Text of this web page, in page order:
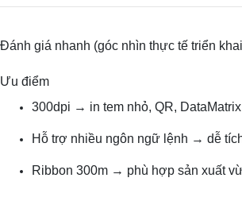
Đánh giá nhanh (góc nhìn thực tế triển
Ưu điểm
300dpi → in tem nhỏ, QR,
Hỗ trợ nhiều ngôn ngữ lệnh → dễ
Ribbon 300m → phù hợp sản xuất